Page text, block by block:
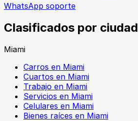
WhatsApp soporte
Clasificados por ciudad
Miami
Carros en Miami
Cuartos en Miami
Trabajo en Miami
Servicios en Miami
Celulares en Miami
Bienes raíces en Miami